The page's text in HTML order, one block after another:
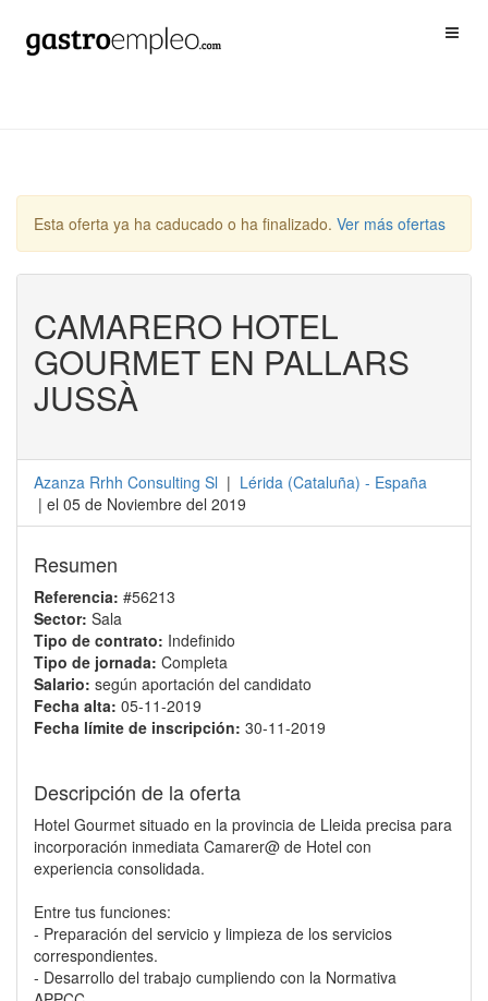
Esta oferta ya ha caducado o ha finalizado. Ver más ofertas
CAMARERO HOTEL
GOURMET EN PALLARS
JUSSÀ
Azanza Rrhh Consulting Sl | Lérida (Cataluña) - España
| el 05 de Noviembre del 2019
Resumen
Referencia: #56213
Sector: Sala
Tipo de contrato: Indefinido
Tipo de jornada: Completa
Salario: según aportación del candidato
Fecha alta: 05-11-2019
Fecha límite de inscripción: 30-11-2019
Descripción de la oferta
Hotel Gourmet situado en la provincia de Lleida precisa para
incorporación inmediata Camarer@ de Hotel con
experiencia consolidada.
Entre tus funciones:
- Preparación del servicio y limpieza de los servicios
correspondientes.
- Desarrollo del trabajo cumpliendo con la Normativa